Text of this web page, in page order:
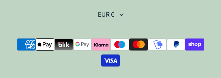
Zahlungsarten
EUR €